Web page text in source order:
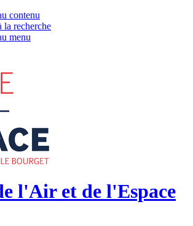
contenu
la recherche
menu
l'Air et de l'Espace